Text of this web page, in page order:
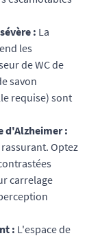
: La
les
de WC de
savon
requise) sont
d'Alzheimer :
Optez
carrelage
: L'espace de